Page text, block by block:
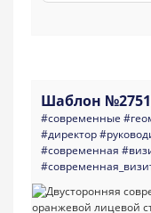
Шаблон №2751
#современные
#директор
#современная